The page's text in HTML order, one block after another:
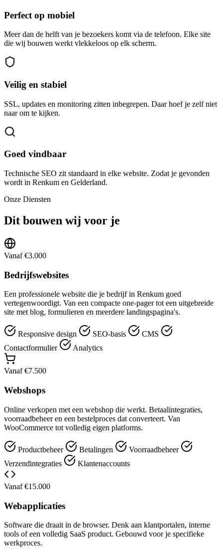
Perfect op mobiel
Meer dan de helft van je bezoekers komt via de telefoon. Elke site
die wij bouwen werkt vlekkeloos op elk scherm.
Veilig en stabiel
SSL, updates en monitoring zitten inbegrepen. Daar hoef je zelf niet
naar om te kijken.
Goed vindbaar
Technische SEO zit standaard in elke website. Zodat je gevonden
wordt in Renkum en Gelderland.
Onze Diensten
Dit bouwen wij voor je
Vanaf €3.000
Bedrijfswebsites
Een professionele website die je bedrijf in Renkum goed
vertegenwoordigt. Van een compacte one-pager tot een uitgebreide
site met blog, formulieren en meerdere landingspagina's.
Responsive design SEO-basis
CMS
Contactformulier
Analytics
Vanaf €7.500
Webshops
Online verkopen met een webshop die werkt. Betaalintegraties,
voorraadbeheer en een bestelproces dat converteert. Van
WooCommerce tot volledig eigen platforms.
Productbeheer Betalingen
Voorraadbeheer
Verzendintegraties
Klantenaccounts
Vanaf €15.000
Webapplicaties
Software die draait in de browser. Denk aan klantportalen, interne
tools of een volledig SaaS product. Gebouwd voor je specifieke
werkproces.